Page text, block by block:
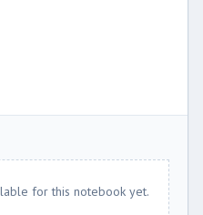
for this notebook yet.